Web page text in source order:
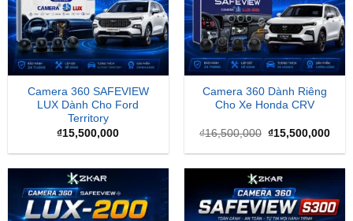
Camera 360 SAFEVIEW
LUX Dành Cho Ford
Territory
₫15,500,000
Camera 360 Dành Riêng
Cho Xe Honda CRV
₫16,500,000 Giá
là:
₫15,500,000Giá
tại